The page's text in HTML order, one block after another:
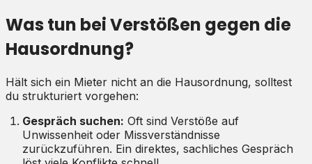
Was tun bei Verstößen gegen die
Hausordnung?
Hält sich ein Mieter nicht an die Hausordnung, solltest
du strukturiert vorgehen:
Gespräch suchen: Oft sind Verstöße auf
Unwissenheit oder Missverständnisse
zurückzuführen. Ein direktes, sachliches Gespräch